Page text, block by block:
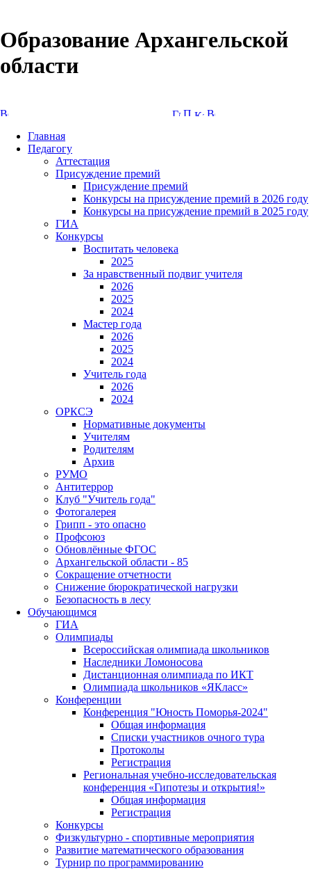
Образование Архангельской
области
Главная
Педагогу
Аттестация
Присуждение премий
Присуждение премий
Конкурсы на присуждение премий в 2026 году
Конкурсы на присуждение премий в 2025 году
ГИА
Конкурсы
Воспитать человека
2025
За нравственный подвиг учителя
2026
2025
2024
Мастер года
2026
2025
2024
Учитель года
2026
2024
ОРКСЭ
Нормативные документы
Учителям
Родителям
Архив
РУМО
Антитеррор
Клуб "Учитель года"
Фотогалерея
Грипп - это опасно
Профсоюз
Обновлённые ФГОС
Архангельской области - 85
Сокращение отчетности
Снижение бюрократической нагрузки
Безопасность в лесу
Обучающимся
ГИА
Олимпиады
Всероссийская олимпиада школьников
Наследники Ломоносова
Дистанционная олимпиада по ИКТ
Олимпиада школьников «ЯКласс»
Конференции
Конференция "Юность Поморья-2024"
Общая информация
Списки участников очного тура
Протоколы
Регистрация
Региональная учебно-исследовательская
конференция «Гипотезы и открытия!»
Общая информация
Регистрация
Конкурсы
Физкультурно - спортивные мероприятия
Развитие математического образования
Турнир по программированию